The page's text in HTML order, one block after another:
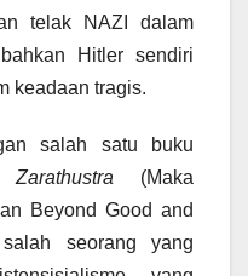
telak NAZI dalam
Hitler sendiri
keadaan tragis.
salah satu buku
(Maka
Beyond Good and
seorang yang